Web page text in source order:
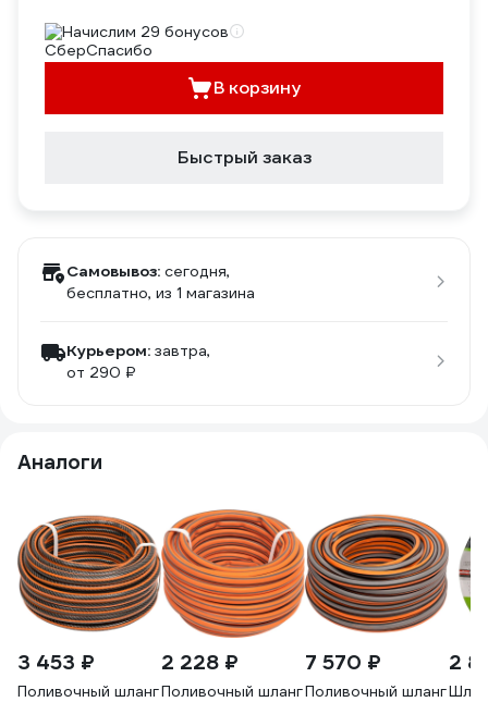
Начислим 29 бонусов
В корзину
Быстрый заказ
Самовывоз: сегодня,
бесплатно, из 1 магазина
Курьером: завтра,
от 290 ₽
Аналоги
3 453 ₽
Поливочный шланг
2 228 ₽
Поливочный шланг
7 570 ₽
Поливочный шланг
2